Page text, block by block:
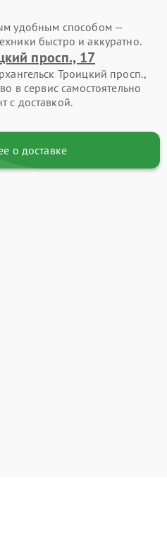
удобным способом —
быстро и аккуратно.
просп., 17
Троицкий просп.,
в сервис самостоятельно
с доставкой.
о доставке